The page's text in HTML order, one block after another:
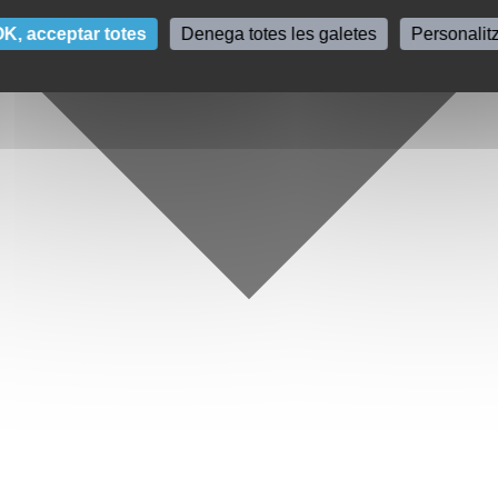
acceptar totes Denega totes les galetes